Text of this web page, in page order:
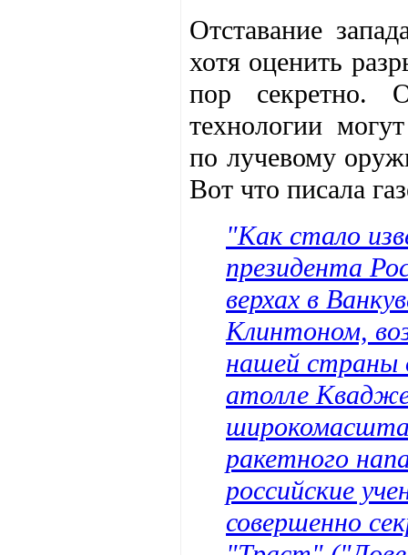
Отставание
хотя оценить
пор секретно.
технологии
по лучевому
Вот что писала
"Как стало
президента
верхах в
Клинтоном,
нашей страны
атолле
ракетного
российские
совершенно